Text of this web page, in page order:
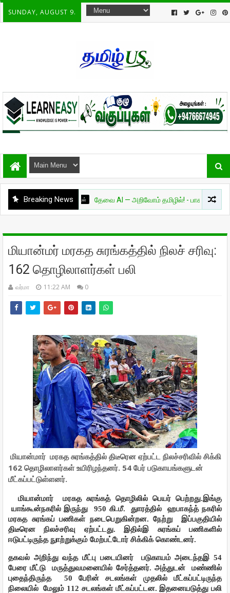
SUNDAY, AUGUST 9.
Breaking News
அறிவியல் தேவை AI — அறிவோம் தமிழில்! - பாகம் 01
மியான்மர் மரகத சுரங்கத்தில் நிலச் சரிவு:
162 தொழிலாளர்கள் பலி
வர்மா 11:22 AM 0
மியான்மார் மரகத சுரங்கத்தில் திடீரென ஏற்பட்ட நிலச்சரிவில் சிக்கி
162 தொழிலாளர்கள் உயிரிழந்தனர். 54 பேர் படுகாயங்களுடன்
மீட்கப்பட்டுள்ளனர்.
மியான்மார்
மரகத சுரங்கத் தொழிலில் பெயர் பெற்றது.இங்கு
யாங்கூன்நகரில் இருந்து
950 கி.மீ. துாரத்தில்
ஹபாகந்த் நகரில்
மரகத சுரங்கப் பணிகள் நடைபெறுகின்றன. நேற்று
இப்பகுதியில்
திடீரென நிலச்சரிவு ஏற்பட்டது. இதில்இ சுரங்கப் பணிகளில்
ஈடுபட்டிருந்த நுாற்றுக்கும் மேற்பட்டோர் சிக்கிக் கொண்டனர்.
தகவல் அறிந்து வந்த மீட்பு படையினர்
படுகாயம் அடைந்தஇ 54
பேரை மீட்டு
மருத்துவமனையில் சேர்த்தனர். அத்துடன்
மண்ணில்
புதைந்திருந்த
50 பேரின் சடலங்கள் முதலில் மீட்கப்பட்டிருந்த
நிலையில் மேலும் 112 சடலங்கள் மீட்கப்பட்டன. இதனையடுத்து பலி